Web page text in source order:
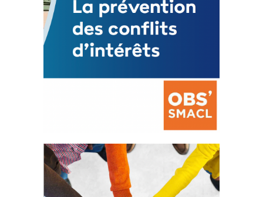
La prévention des conflits
d’intérêts
18 septembre 2023
FEUILLETER